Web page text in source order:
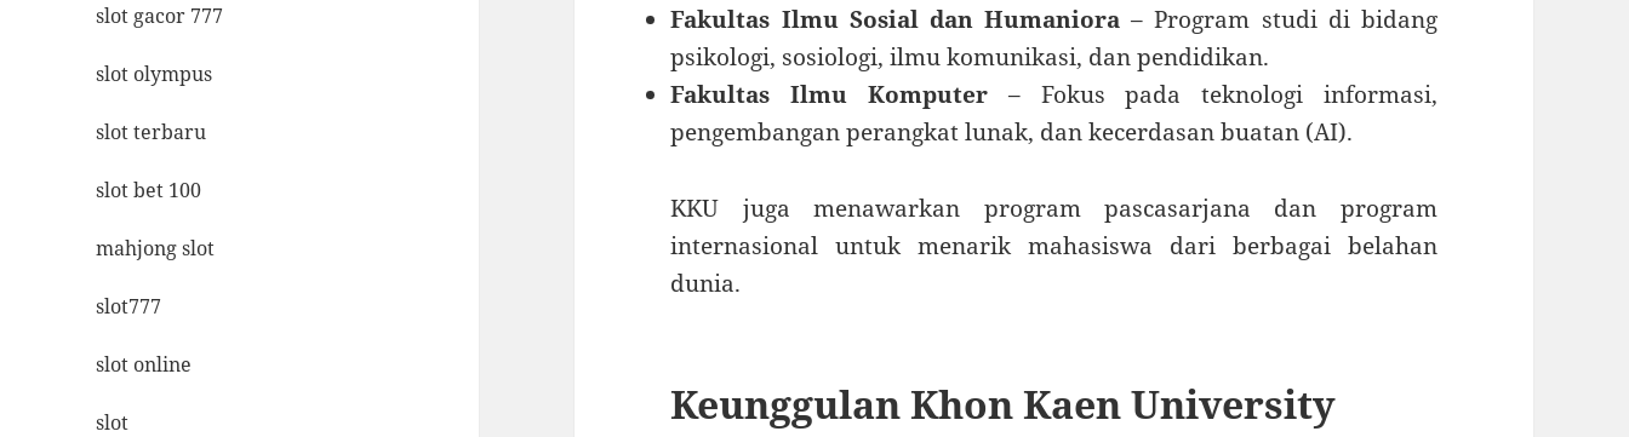
slot gacor 777
slot olympus
slot terbaru
slot bet 100
mahjong slot
slot777
slot online
slot
Fakultas Ilmu Sosial dan Humaniora – Program studi di bidang
psikologi, sosiologi, ilmu komunikasi, dan pendidikan.
Fakultas Ilmu Komputer– Fokus pada teknologi informasi,
pengembangan perangkat lunak, dan kecerdasan buatan (AI).
KKU juga menawarkan program pascasarjana dan program
internasional untuk menarik mahasiswa dari berbagai belahan
dunia.
Keunggulan Khon Kaen University